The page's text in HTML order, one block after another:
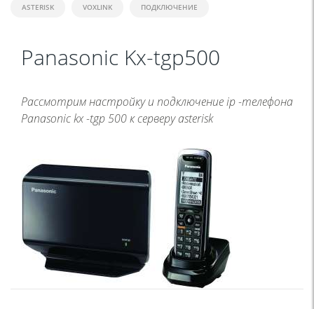
ASTERISK VOXLINK ПОДКЛЮЧЕНИЕ
Panasonic Kx-tgp500
Рассмотрим настройку и подключение ip -телефона
Panasonic kx -tgp 500 к серверу asterisk